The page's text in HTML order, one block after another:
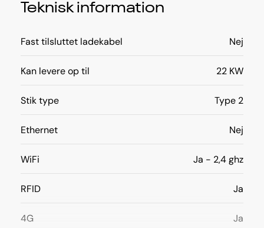
Teknisk information
Fast tilsluttet ladekabel Nej
Kan levere op til 22 KW
Stik type Type 2
Ethernet Nej
WiFi Ja - 2,4 ghz
RFID Ja
4G Ja